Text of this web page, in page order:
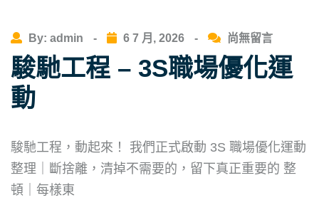
By: admin - 6 7 月, 2026 - 尚無留言
駿馳工程 – 3S職場優化運
動
駿馳工程，動起來！ 我們正式啟動 3S 職場優化運動
整理｜斷捨離，清掉不需要的，留下真正重要的 整
頓｜每樣東